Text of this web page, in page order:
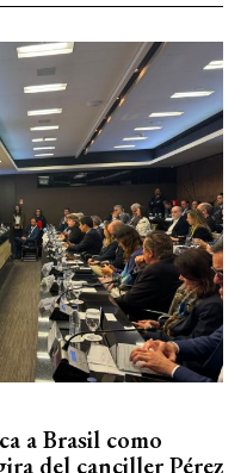
a Brasil como
del canciller Pérez